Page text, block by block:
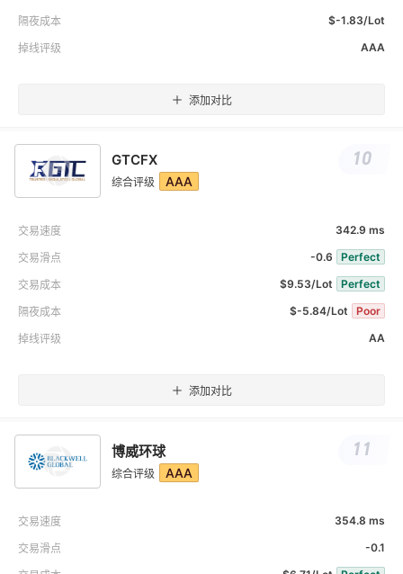
隔夜成本 $-1.83/Lot
掉线评级 AAA
添加对比
GTCFX
综合评级 AAA
交易速度 342.9 ms
交易滑点 -0.6 Perfect
交易成本 $9.53/Lot Perfect
隔夜成本 $-5.84/Lot Poor
掉线评级 AA
添加对比
10
博威环球
综合评级 AAA
交易速度 354.8 ms
交易滑点 -0.1
11